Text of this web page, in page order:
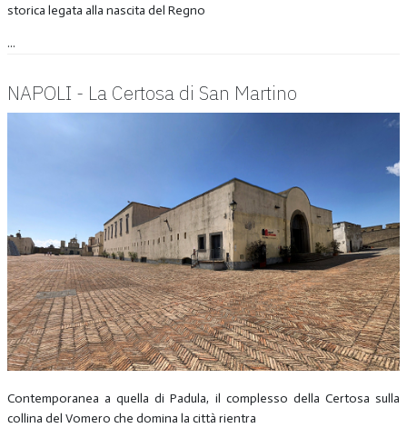
storica legata alla nascita del Regno
...
NAPOLI - La Certosa di San Martino
Contemporanea a quella di Padula, il complesso della Certosa sulla
collina del Vomero che domina la città rientra